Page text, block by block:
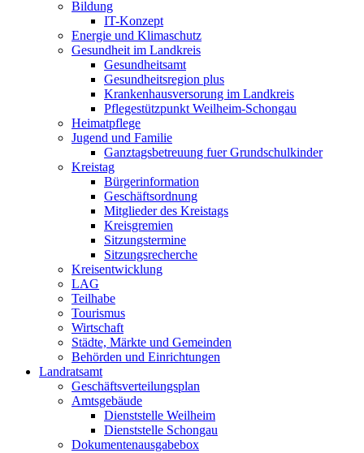
Bildung
IT-Konzept
Energie und Klimaschutz
Gesundheit im Landkreis
Gesundheitsamt
Gesundheitsregion plus
Krankenhausversorung im Landkreis
Pflegestützpunkt Weilheim-Schongau
Heimatpflege
Jugend und Familie
Ganztagsbetreuung fuer Grundschulkinder
Kreistag
Bürgerinformation
Geschäftsordnung
Mitglieder des Kreistags
Kreisgremien
Sitzungstermine
Sitzungsrecherche
Kreisentwicklung
LAG
Teilhabe
Tourismus
Wirtschaft
Städte, Märkte und Gemeinden
Behörden und Einrichtungen
Landratsamt
Geschäftsverteilungsplan
Amtsgebäude
Dienststelle Weilheim
Dienststelle Schongau
Dokumentenausgabebox